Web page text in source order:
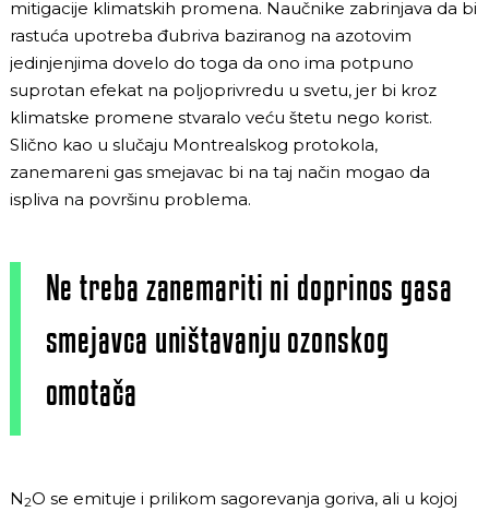
mitigacije klimatskih promena. Naučnike zabrinjava da bi
rastuća upotreba đubriva baziranog na azotovim
jedinjenjima dovelo do toga da ono ima potpuno
suprotan efekat na poljoprivredu u svetu, jer bi kroz
klimatske promene stvaralo veću štetu nego korist.
Slično kao u slučaju Montrealskog protokola,
zanemareni gas smejavac bi na taj način mogao da
ispliva na površinu problema.
Ne treba zanemariti ni doprinos gasa
smejavca uništavanju ozonskog
omotača
N2O se emituje i prilikom sagorevanja goriva, ali u kojoj